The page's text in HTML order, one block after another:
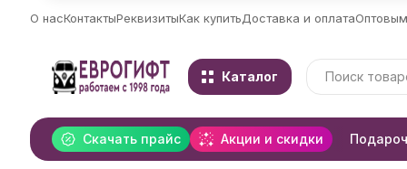
О насКонтактыРеквизитыКак купитьДоставка и оплата
Каталог
Скачать прайс Акции и скидки